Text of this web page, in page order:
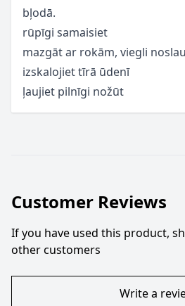
bļodā.
rūpīgi samaisiet
mazgāt ar rokām, viegli
izskalojiet tīrā ūdenī
ļaujiet pilnīgi nožūt
Customer Reviews
If you have used this product,
other customers
Write a